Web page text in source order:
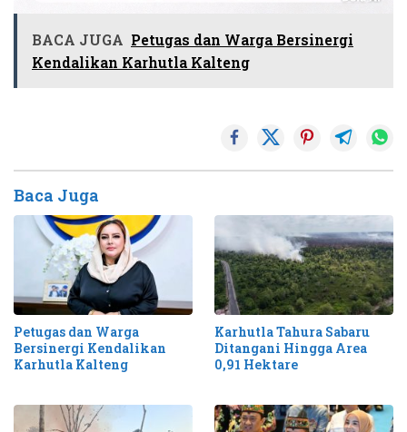
BACA JUGA Petugas dan Warga Bersinergi
Kendalikan Karhutla Kalteng
Baca Juga
Petugas dan Warga
Bersinergi Kendalikan
Karhutla Kalteng
Karhutla Tahura Sabaru
Ditangani Hingga Area
0,91 Hektare